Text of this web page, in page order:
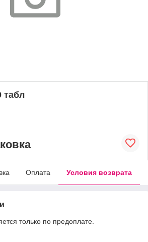
табл
Оплата Условия возврата
только по предоплате.